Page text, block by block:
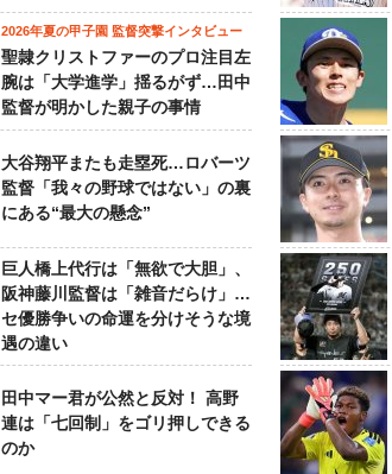
2026年夏の甲子園 監督突撃インタビュー
聖隷クリストファーのプロ注目左
腕は「大学進学」揺るがず…田中
監督が明かした親子の事情
大谷翔平またも走塁死…ロバーツ
監督「我々の野球ではない」の裏
にある“最大の懸念”
巨人橋上代行は「無欲で大胆」、
阪神藤川監督は「雑音だらけ」…
セ優勝争いの命運を分けそうな境
遇の違い
田中マー君が公然と反対！ 高野
連は「七回制」をゴリ押しできる
のか